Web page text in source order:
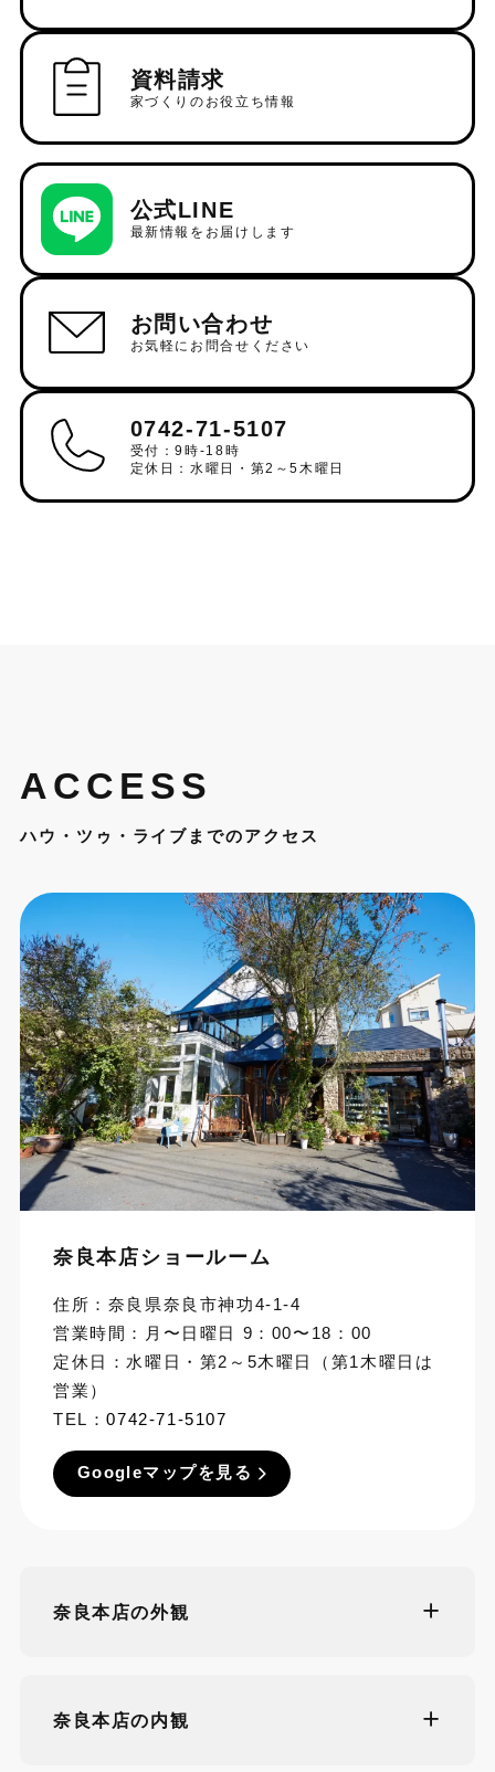
資料請求
家づくりのお役立ち情報
公式LINE
最新情報をお届けします
お問い合わせ
お気軽にお問合せください
0742-71-5107
受付：9時-18時
定休日：水曜日・第2～5木曜日
ACCESS
ハウ・ツゥ・ライブまでのアクセス
奈良本店ショールーム
住所：奈良県奈良市神功4-1-4
営業時間：月〜日曜日 9：00〜18：00
定休日：水曜日・第2～5木曜日（第1木曜日は
営業）
TEL：0742-71-5107
Googleマップを見る
奈良本店の外観
奈良本店の内観